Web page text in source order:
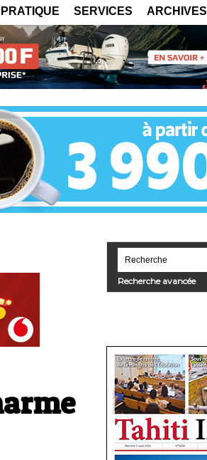
PRATIQUE SERVICES ARCHIVES
Recherche avancée